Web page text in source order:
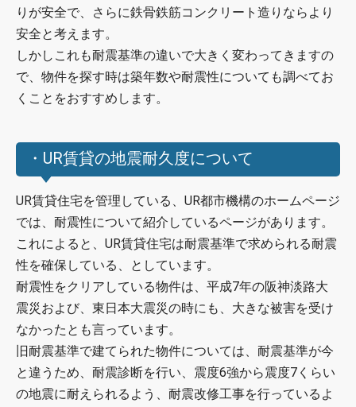
りが安全で、さらに鉄骨鉄筋コンクリート造りならより
安全と考えます。
しかしこれも耐震基準の違いで大きく変わってきますの
で、物件を探す時は築年数や耐震性についても調べてお
くことをおすすめします。
・UR賃貸の地震耐久度について
UR賃貸住宅を管理している、UR都市機構のホームページ
では、耐震性について紹介しているページがあります。
これによると、UR賃貸住宅は耐震基準で求められる耐震
性を確保している、としています。
耐震性をクリアしている物件は、平成7年の阪神淡路大
震災および、東日本大震災の時にも、大きな被害を受け
なかったとも言っています。
旧耐震基準で建てられた物件については、耐震基準が今
と違うため、耐震診断を行い、震度6強から震度7くらい
の地震に耐えられるよう、耐震改修工事を行っているよ